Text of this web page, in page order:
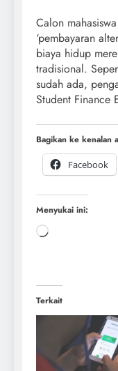
Calon
‘pembayaran
biaya hidup
tradisional.
sudah ada,
Student Finance
Bagikan ke kenalan
Facebook
Menyukai ini:
Terkait